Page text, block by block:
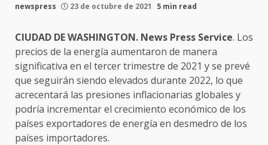
newspress 23 de octubre de 2021 5 min read
CIUDAD DE WASHINGTON. News Press Service. Los
precios de la energía aumentaron de manera
significativa en el tercer trimestre de 2021 y se prevé
que seguirán siendo elevados durante 2022, lo que
acrecentará las presiones inflacionarias globales y
podría incrementar el crecimiento económico de los
países exportadores de energía en desmedro de los
países importadores.